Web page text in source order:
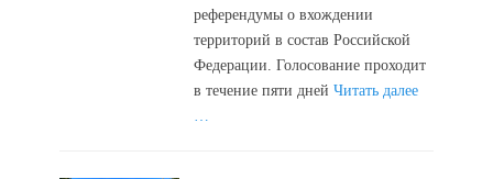
референдумы о вхождении
территорий в состав Российской
Федерации. Голосование проходит
в течение пяти днейЧитать далее
…